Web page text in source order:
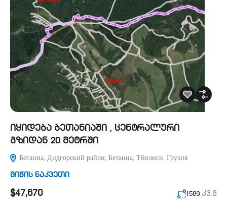
იყიდება ბეთანიაში , ცენტრალური
გზიდან 20 მეტრში
Бетаниа, Дидгорский район, Бетаниа, Тбилиси, Грузия
მიწის ნაკვეთი
$47,670 1589 კვ.მ